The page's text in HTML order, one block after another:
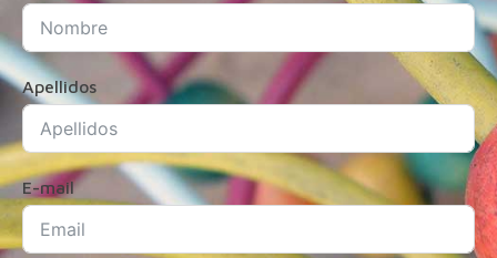
Apellidos
E-mail